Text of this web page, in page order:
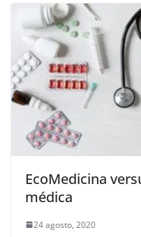
EcoMedicina
médica
24 agosto, 2020